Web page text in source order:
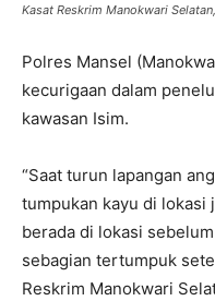
Kasat Reskrim Manokwari
Polres Mansel
kecurigaan dalam
kawasan Isim.
“Saat turun lapangan
tumpukan kayu di lokasi
berada di lokasi
sebagian tertumpuk
Reskrim Manokwari